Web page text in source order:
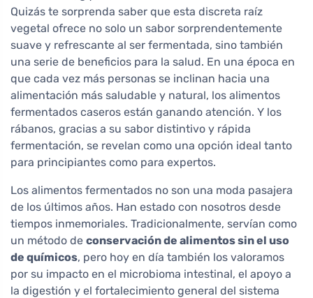
Quizás te sorprenda saber que esta discreta raíz
vegetal ofrece no solo un sabor sorprendentemente
suave y refrescante al ser fermentada, sino también
una serie de beneficios para la salud. En una época en
que cada vez más personas se inclinan hacia una
alimentación más saludable y natural, los alimentos
fermentados caseros están ganando atención. Y los
rábanos, gracias a su sabor distintivo y rápida
fermentación, se revelan como una opción ideal tanto
para principiantes como para expertos.
Los alimentos fermentados no son una moda pasajera
de los últimos años. Han estado con nosotros desde
tiempos inmemoriales. Tradicionalmente, servían como
un método de conservación de alimentos sin el uso
de químicos, pero hoy en día también los valoramos
por su impacto en el microbioma intestinal, el apoyo a
la digestión y el fortalecimiento general del sistema